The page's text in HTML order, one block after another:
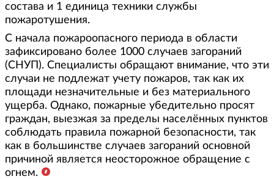
состава и 1 единица техники службы
пожаротушения.
С начала пожароопасного периода в области
зафиксировано более 1000 случаев загораний
(СНУП). Специалисты обращают внимание, что эти
случаи не подлежат учету пожаров, так как их
площади незначительные и без материального
ущерба. Однако, пожарные убедительно просят
граждан, выезжая за пределы населённых пунктов
соблюдать правила пожарной безопасности, так
как в большинстве случаев загораний основной
причиной является неосторожное обращение с
огнем.